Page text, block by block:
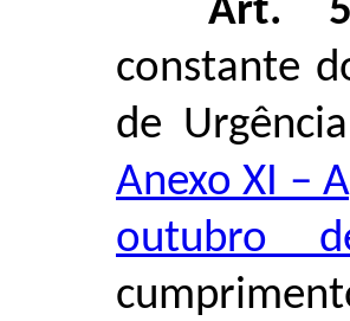
Art.
constante
de
Anexo XI –
outubro